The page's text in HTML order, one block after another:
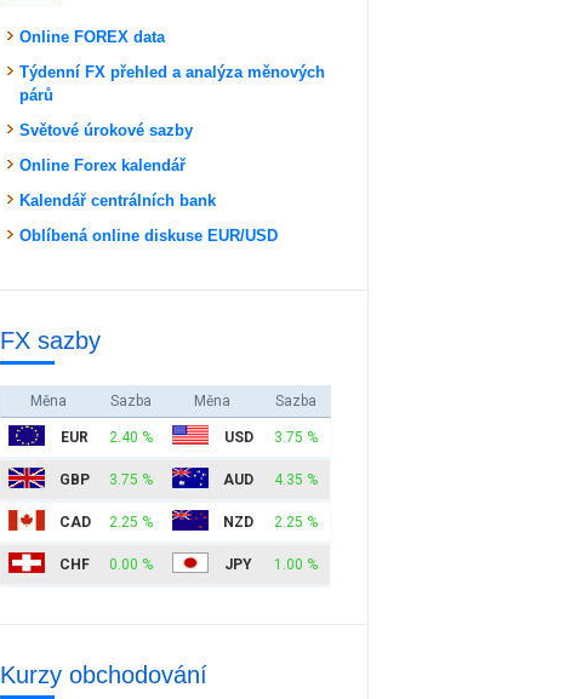
Online FOREX data
Týdenní FX přehled a analýza měnových
párů
Světové úrokové sazby
Online Forex kalendář
Kalendář centrálních bank
Oblíbená online diskuse EUR/USD
FX sazby
Měna Sazba Měna Sazba
EUR 2.40 % USD 3.75 %
GBP 3.75 % AUD 4.35 %
CAD 2.25 % NZD 2.25 %
CHF 0.00 % JPY 1.00 %
Kurzy obchodování